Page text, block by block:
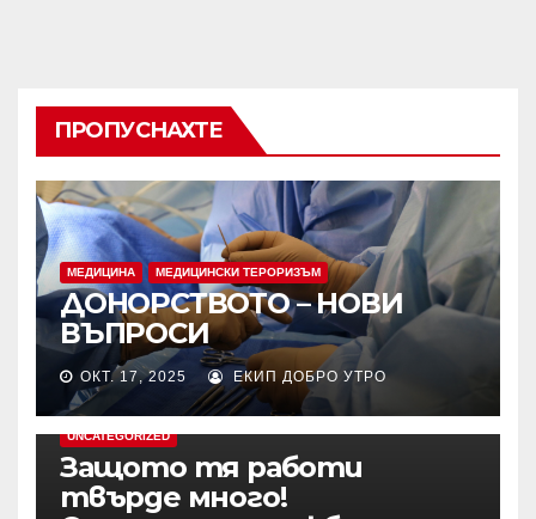
ПРОПУСНАХТЕ
МЕДИЦИНА МЕДИЦИНСКИ ТЕРОРИЗЪМ
ДОНОРСТВОТО – НОВИ
ВЪПРОСИ
ОКТ. 17, 2025 ЕКИП ДОБРО УТРО
UNCATEGORIZED
Защото тя работи
твърде много!